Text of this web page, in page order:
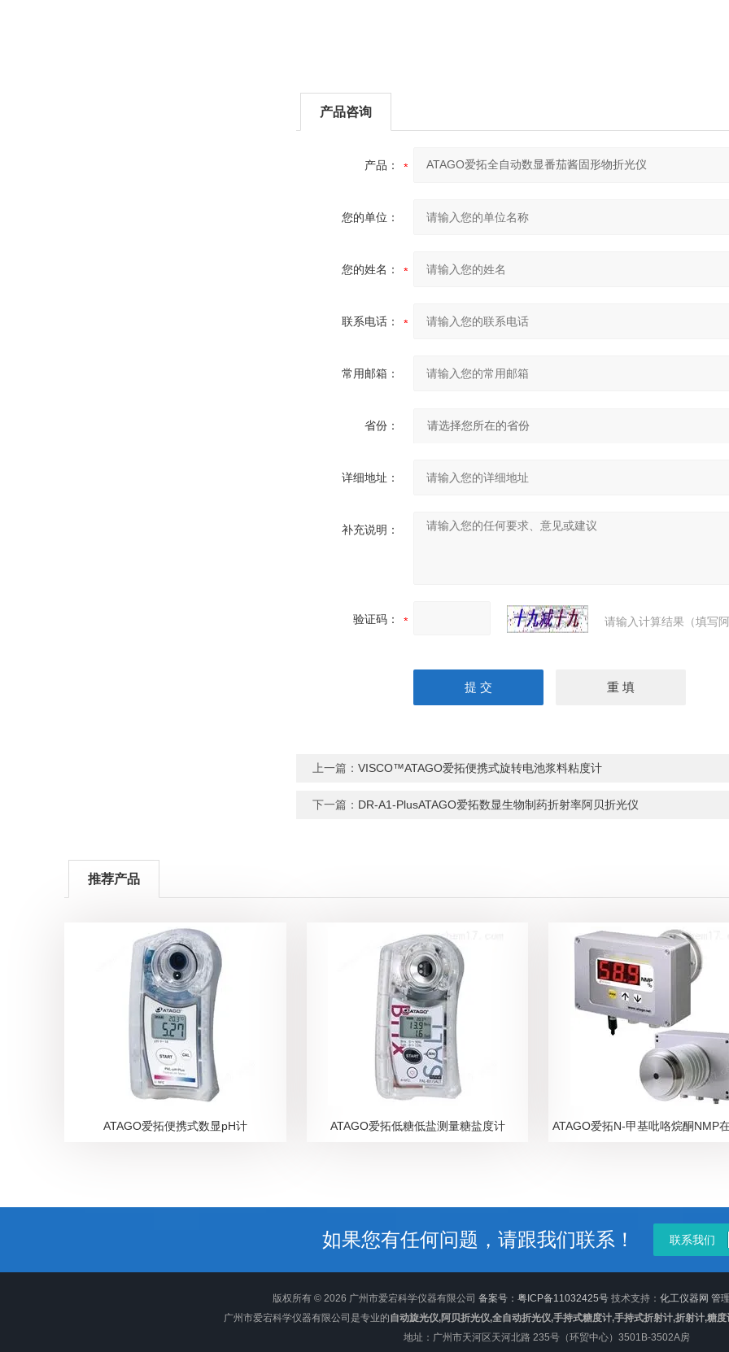
产品咨询
产品：
您的单位：
您的姓名：
联系电话：
常用邮箱：
省份：
详细地址：
补充说明：
验证码： 请输入计算结果（填写
上一篇： VISCO™ATAGO爱拓便携式旋转电池浆料粘度计
下一篇： DR-A1-PlusATAGO爱拓数显生物制药折射率阿贝折光仪
推荐产品
ATAGO爱拓便携式数显pH计 ATAGO爱拓低糖低盐测量糖盐度计
如果您有任何问题，请跟我们联系！ 联系我们
版权所有 © 2026 广州市爱宕科学仪器有限公司 备案号：粤ICP备11032425号技术支持： 化工仪器网 管
广州市爱宕科学仪器有限公司是专业的自动旋光仪,阿贝折光仪,全自动折光仪,手持式糖度计,手持式折射计,折射计,糖
地址：广州市天河区天河北路 235号（环贸中心）3501B-3502A房